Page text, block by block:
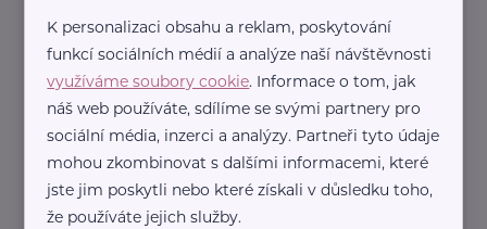
„Každý si přece ...
https://www.usmevseniorum.cz/
info@usmevseniorum.cz
Nemocnice Břeclav
K personalizaci obsahu a reklam, poskytování
funkcí sociálních médií a analýze naší návštěvnosti
využíváme soubory cookie. Informace o tom, jak
náš web používáte, sdílíme se svými partnery pro
sociální média, inzerci a analýzy. Partneři tyto údaje
mohou zkombinovat s dalšími informacemi, které
jste jim poskytli nebo které získali v důsledku toho,
že používáte jejich služby.